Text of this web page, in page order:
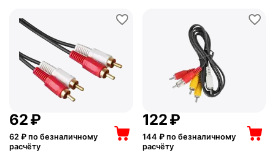
‍62‍₽
62 ₽ по безналичному
расчёту
‍122‍₽
144 ₽ по безналичному
расчёту